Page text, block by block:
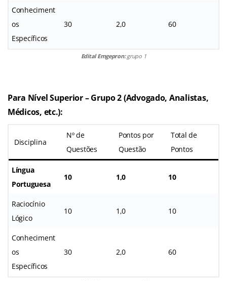
Conheciment
os
Específicos
30 2,0 60
Edital Emgepron:grupo 1
Para Nível Superior – Grupo 2 (Advogado, Analistas,
Médicos, etc.):
Disciplina
Nº de
Questões
Pontos por
Questão
Total de
Pontos
Língua
Portuguesa
10 1,0 10
Raciocínio
Lógico
10 1,0 10
Conheciment
os
Específicos
30 2,0 60